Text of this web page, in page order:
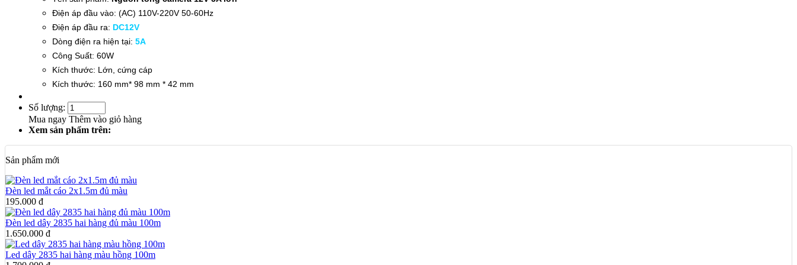
Điện áp đầu vào: (AC) 110V-220V 50-60Hz
Điện áp đầu ra: DC12V
Dòng điện ra hiện tại: 5A
Công Suất: 60W
Kích thước: Lớn, cứng cáp
Kích thước: 160 mm* 98 mm * 42 mm
Số lượng:
Mua ngay Thêm vào giỏ hàng
Xem sản phẩm trên:
Sản phẩm mới
Đèn led mắt cáo 2x1.5m đủ màu
195.000 đ
Đèn led dây 2835 hai hàng đủ màu 100m
1.650.000 đ
Led dây 2835 hai hàng màu hồng 100m